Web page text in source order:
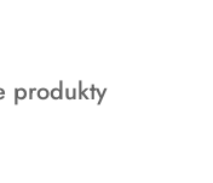
produkty